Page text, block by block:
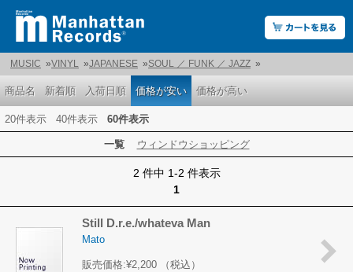
MUSIC »VINYL »JAPANESE »SOUL ／ FUNK ／ JAZZ »
商品名 新着順 入荷日順 価格が安い 価格が高い
20件表示 40件表示 60件表示
一覧 ウィンドウショッピング
2 件中 1-2 件表示
1
Still D.r.e./whateva Man
Mato
販売価格:¥2,200
（税込）